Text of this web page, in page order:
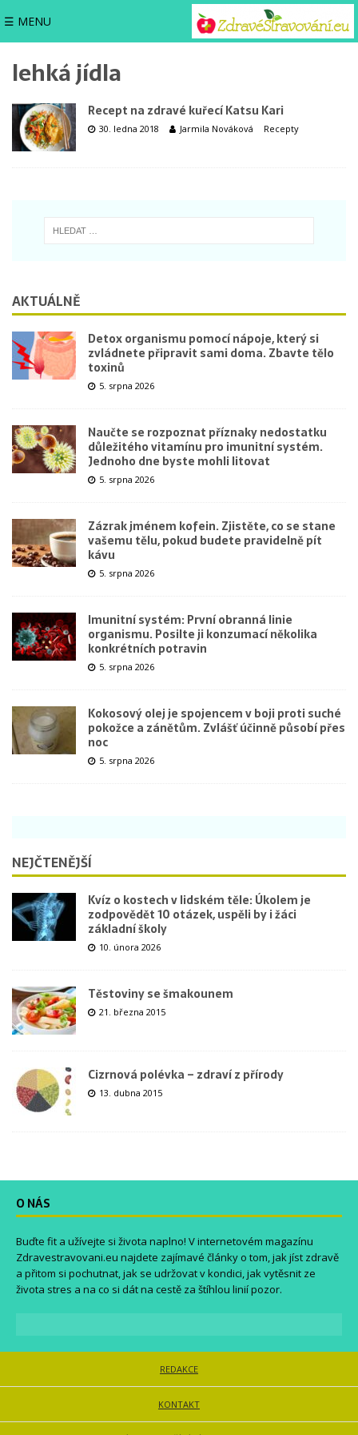
☰ MENU
lehká jídla
Recept na zdravé kuřecí Katsu Kari
30. ledna 2018 Jarmila Nováková Recepty
AKTUÁLNĚ
Detox organismu pomocí nápoje, který si
zvládnete připravit sami doma. Zbavte tělo
toxinů
5. srpna 2026
Naučte se rozpoznat příznaky nedostatku
důležitého vitamínu pro imunitní systém.
Jednoho dne byste mohli litovat
5. srpna 2026
Zázrak jménem kofein. Zjistěte, co se stane
vašemu tělu, pokud budete pravidelně pít
kávu
5. srpna 2026
Imunitní systém: První obranná linie
organismu. Posilte ji konzumací několika
konkrétních potravin
5. srpna 2026
Kokosový olej je spojencem v boji proti suché
pokožce a zánětům. Zvlášť účinně působí přes
noc
5. srpna 2026
NEJČTENĚJŠÍ
Kvíz o kostech v lidském těle: Úkolem je
zodpovědět 10 otázek, uspěli by i žáci
základní školy
10. února 2026
Těstoviny se šmakounem
21. března 2015
Cizrnová polévka – zdraví z přírody
13. dubna 2015
O NÁS
Buďte fit a užívejte si života naplno! V internetovém magazínu
Zdravestravovani.eu najdete zajímavé články o tom, jak jíst zdravě
a přitom si pochutnat, jak se udržovat v kondici, jak vytěsnit ze
života stres a na co si dát na cestě za štíhlou linií pozor.
REDAKCE
KONTAKT